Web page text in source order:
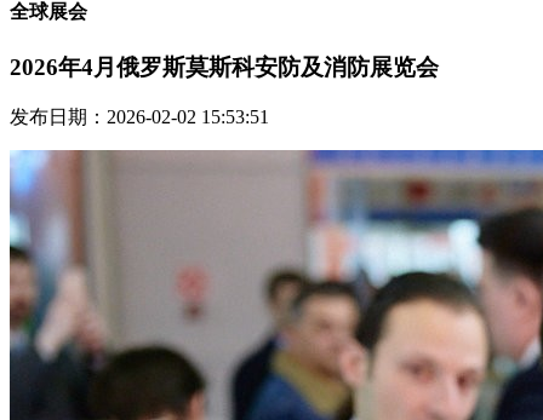
全球展会
2026年4月俄罗斯莫斯科安防及消防展览会
发布日期：2026-02-02 15:53:51